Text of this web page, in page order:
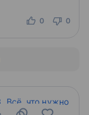
0 0